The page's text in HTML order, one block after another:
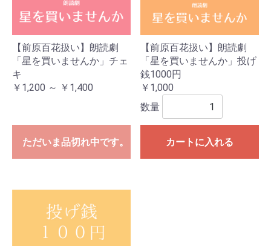
【前原百花扱い】朗読劇
「星を買いませんか」チェ
キ
￥1,200 ～ ￥1,400
ただいま品切れ中です。
【前原百花扱い】朗読劇
「星を買いませんか」投げ
銭1000円
￥1,000
数量
カートに入れる